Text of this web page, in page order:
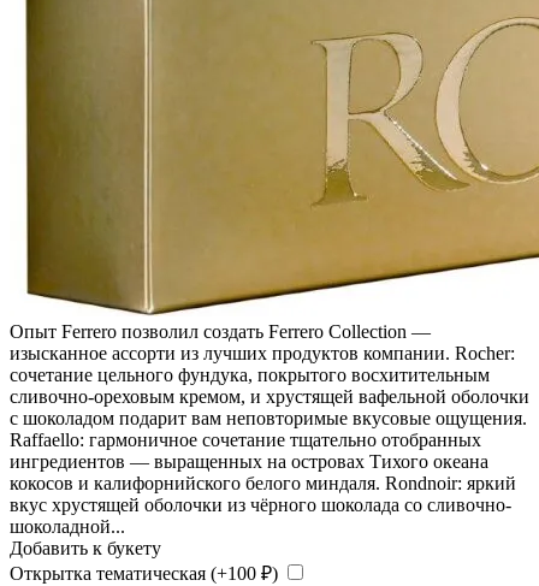
Опыт Ferrero позволил создать Ferrero Collection —
изысканное ассорти из лучших продуктов компании. Rocher:
сочетание цельного фундука, покрытого восхитительным
сливочно-ореховым кремом, и хрустящей вафельной оболочки
с шоколадом подарит вам неповторимые вкусовые ощущения.
Raffaello: гармоничное сочетание тщательно отобранных
ингредиентов — выращенных на островах Тихого океана
кокосов и калифорнийского белого миндаля. Rondnoir: яркий
вкус хрустящей оболочки из чёрного шоколада со сливочно-
шоколадной...
Добавить к букету
Открытка тематическая (+100 ₽)